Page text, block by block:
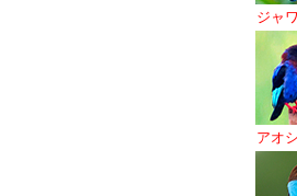
ジャ
アオ